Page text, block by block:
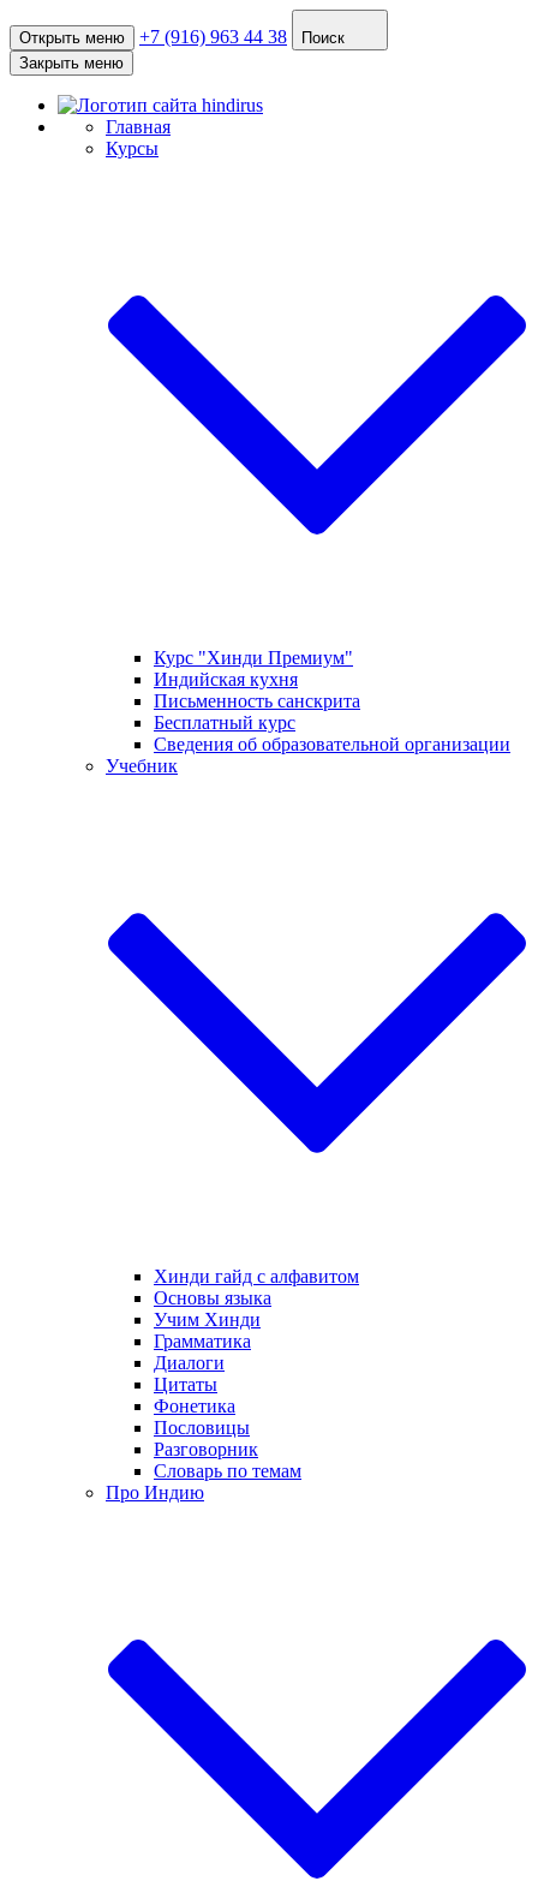
Открыть меню +7 (916) 963 44 38
Поиск
Закрыть меню
Главная
Курсы
Курс "Хинди Премиум"
Индийская кухня
Письменность санскрита
Бесплатный курс
Сведения об образовательной организации
Учебник
Хинди гайд с алфавитом
Основы языка
Учим Хинди
Грамматика
Диалоги
Цитаты
Фонетика
Пословицы
Разговорник
Словарь по темам
Про Индию